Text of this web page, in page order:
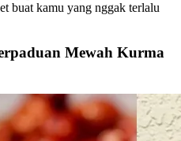
buat kamu yang nggak terlalu
Mewah Kurma